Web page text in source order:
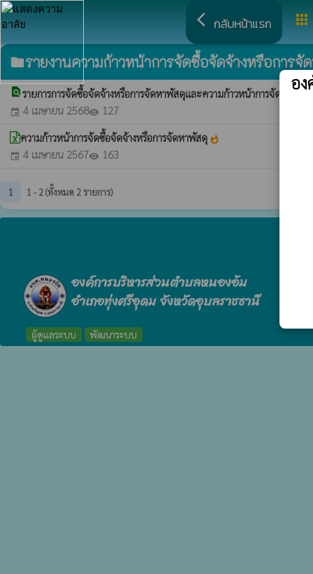
arrow_back_ios กลับหน้าแรก apps
folderรายงานความก้าวหน้าการจัดซื้อจัดจ้างหรือการจั
find_in_pageรายการการจัดซื้อจัดจ้างหรือการจัดหาพัสดุและความก้าวหน้าการจัดซื้อจั
event 4 เมษายน 2568visibility 127
ความก้าวหน้าการจัดซื้อจัดจ้างหรือการจัดหาพัสดุ whatshot
event 4 เมษายน 2567visibility 163
1 1 - 2 (ทั้งหมด 2 รายการ)
องค์การบริหารส่วนตำบลหนองอ้ม
อำเภอทุ่งศรีอุดม จังหวัดอุบลราชธานี
ผู้ดูแลระบบ พัฒนาระบบ
อ